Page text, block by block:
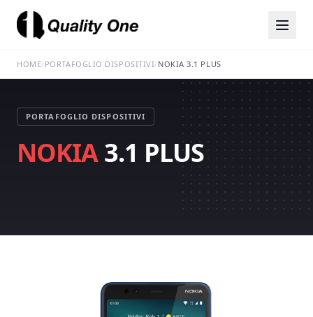
HOME/PORTAFOGLIO DISPOSITIVI/NOKIA 3.1 PLUS
PORTAFOGLIO DISPOSITIVI
NOKIA3.1 PLUS